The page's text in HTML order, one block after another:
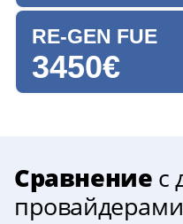
RE-GEN FUE
3450€
Сравнение с
провайдерами